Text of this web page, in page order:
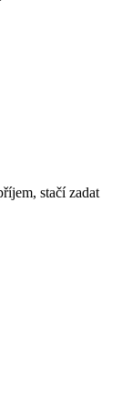
stačí zadat